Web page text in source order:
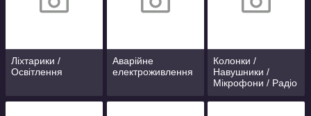
Ліхтарики /
Освітлення
Аварійне
електроживлення
Колонки /
Навушники /
Мікрофони / Радіо
MP3-плеєри